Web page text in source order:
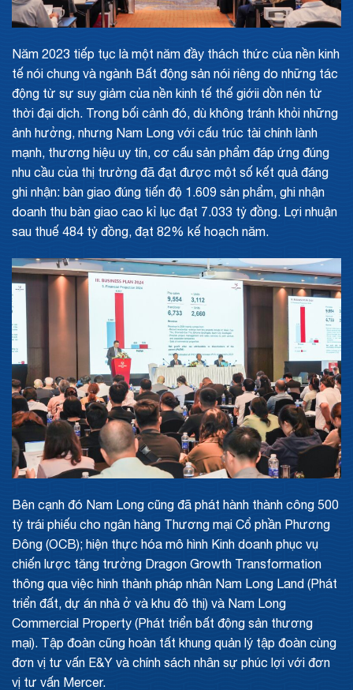
Năm 2023 tiếp tục là một năm đầy thách thức của nền kinh
tế nói chung và ngành Bất động sản nói riêng do những tác
động từ sự suy giảm của nền kinh tế thế giớii dồn nén từ
thời đại dịch. Trong bối cảnh đó, dù không tránh khỏi những
ảnh hưởng, nhưng Nam Long với cấu trúc tài chính lành
mạnh, thương hiệu uy tín, cơ cấu sản phẩm đáp ứng đúng
nhu cầu của thị trường đã đạt được một số kết quả đáng
ghi nhận: bàn giao đúng tiến độ 1.609 sản phẩm, ghi nhận
doanh thu bàn giao cao kỉ lục đạt 7.033 tỷ đồng. Lợi nhuận
sau thuế 484 tỷ đồng, đạt 82% kế hoạch năm.
Bên cạnh đó Nam Long cũng đã phát hành thành công 500
tỷ trái phiếu cho ngân hàng Thương mại Cổ phần Phương
Đông (OCB); hiện thực hóa mô hình Kinh doanh phục vụ
chiến lược tăng trưởng Dragon Growth Transformation
thông qua việc hình thành pháp nhân Nam Long Land (Phát
triển đất, dự án nhà ở và khu đô thị) và Nam Long
Commercial Property (Phát triển bất động sản thương
mại). Tập đoàn cũng hoàn tất khung quản lý tập đoàn cùng
đơn vị tư vấn E&Y và chính sách nhân sự phúc lợi với đơn
vị tư vấn Mercer.